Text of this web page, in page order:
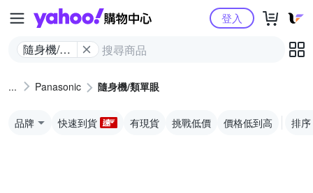
Yahoo購物中心
隨身機/類
登入
Panasonic 隨身機/類單眼
品牌 快速到貨 有現貨 挑戰低價 價格低到高 排序